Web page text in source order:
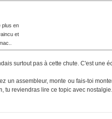
plus en
et
surtout pas à cette chute. C'est une
un assembleur, monte ou fais-toi
tu reviendras lire ce topic avec nostalgie.